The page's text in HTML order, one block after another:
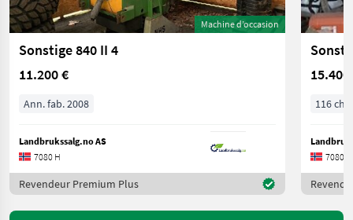
Machine d’occasion
Sonstige 840 II 4
11.200 €
Ann. fab. 2008
Landbrukssalg.no AS
7080 H
Revendeur Premium Plus
15.400
116 ch/
7080 H